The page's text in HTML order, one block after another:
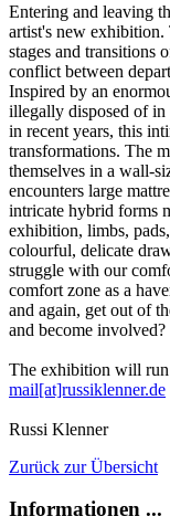
Entering and leaving
artist's new
stages and transitions
conflict between
Inspired by an
illegally disposed of in
in recent years, this
transformations. The
themselves in a wall-
encounters large
intricate hybrid forms
exhibition, limbs,
colourful, delicate
struggle with our
comfort zone as a
and again, get out of
and become involved?
The exhibition will
mail[at]russiklenner.de
Russi Klenner
Zurück zur Übersicht
Informationen ...